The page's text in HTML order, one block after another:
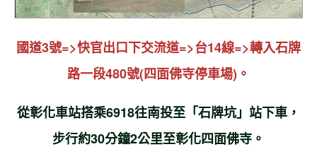
國道3號=>快官出口下交流道=>台14線=>轉入石牌
路一段480號(四面佛寺停車場)。
從彰化車站搭乘6918往南投至「石牌坑」站下車，
步行約30分鐘2公里至彰化四面佛寺。